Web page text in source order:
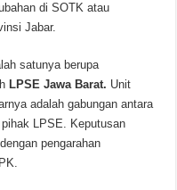
di SOTK atau
Jabar.
satunya berupa
LPSE Jawa Barat. Unit
adalah gabungan antara
LPSE. Keputusan
pengarahan